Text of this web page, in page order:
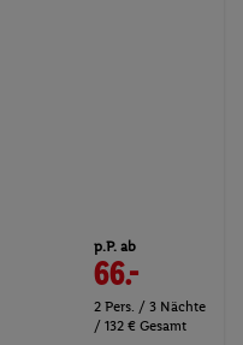
p.P. ab
66.-
2 Pers. / 3 Nächte
/ 132 € Gesamt